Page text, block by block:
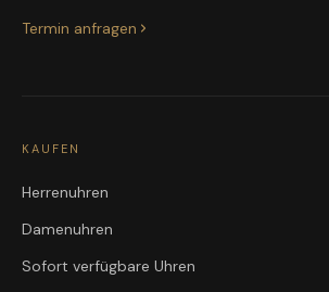
Termin anfragen
KAUFEN
Herrenuhren
Damenuhren
Sofort verfügbare Uhren